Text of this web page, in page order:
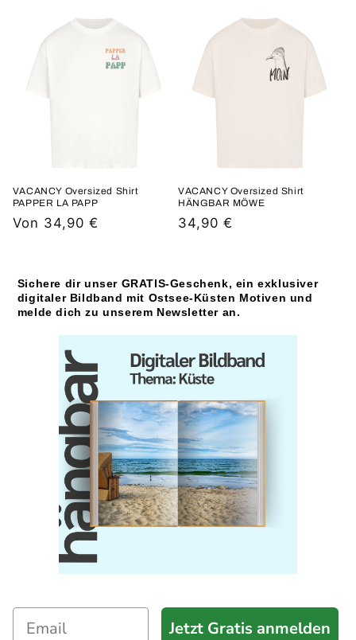
VACANCY Oversized Shirt
PAPPER LA PAPP
Normaler
Von 34,90 €
VACANCY Oversized Shirt
HÄNGBAR MÖWE
Normaler
34,90 €
Sichere dir unser GRATIS-Geschenk, ein exklusiver
digitaler Bildband mit Ostsee-Küsten Motiven und
melde dich zu unserem Newsletter an.
Jetzt Gratis anmelden